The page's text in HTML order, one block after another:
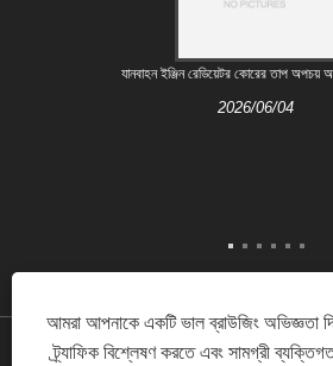
যানবাহন ইঞ্জিন রেডিয়েটর কোরের তাপ অপচয়
2026/06/04
আমরা আপনাকে একটি ভাল ব্রাউজিং অভিজ্ঞতা
ট্র্যাফিক বিশ্লেষণ করতে এবং সামগ্রী